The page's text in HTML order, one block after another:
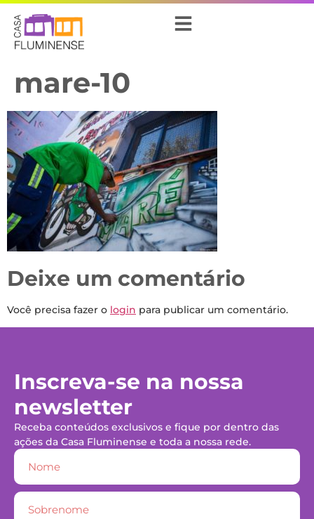
mare-10
Deixe um comentário
Você precisa fazer o login para publicar um comentário.
Inscreva-se na nossa
newsletter
Receba conteúdos exclusivos e fique por dentro das
ações da Casa Fluminense e toda a nossa rede.